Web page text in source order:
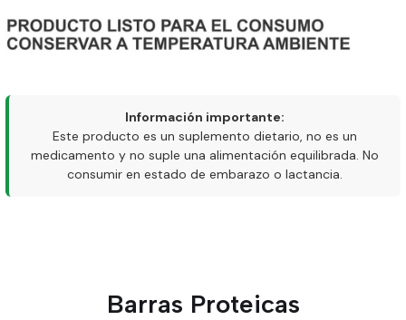
Información importante:
Este producto es un suplemento dietario, no es un
medicamento y no suple una alimentación equilibrada. No
consumir en estado de embarazo o lactancia.
Barras Proteicas